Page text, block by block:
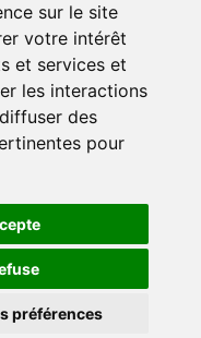
sur le site
votre intérêt
et services et
les interactions
des
pour
préférences